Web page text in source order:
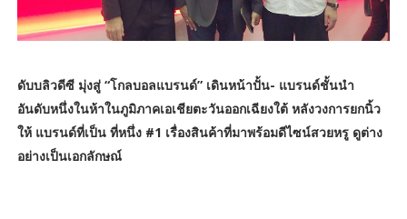
ดับบลิวดีซี มุ่งสู่ “โกลบอลแบรนด์” เดินหน้าปั้น- แบรนด์ชั้นนำ
อันดับหนึ่งในห้าในภูมิภาคเอเชียตะวันออกเฉียงใต้ หลังวงการยกนิ้ว
ให้ แบรนด์ที่เป็น ที่หนึ่ง #1 เรื่องสินค้าที่มาพร้อมดีไซน์สวยหรู ดูต่าง
อย่างเป็นเอกลักษณ์